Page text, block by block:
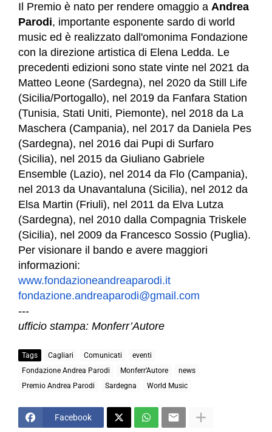
Il Premio è nato per rendere omaggio a Andrea
Parodi, importante esponente sardo di world
music ed è realizzato dall'omonima Fondazione
con la direzione artistica di Elena Ledda. Le
precedenti edizioni sono state vinte nel 2021 da
Matteo Leone (Sardegna), nel 2020 da Still Life
(Sicilia/Portogallo), nel 2019 da Fanfara Station
(Tunisia, Stati Uniti, Piemonte), nel 2018 da La
Maschera (Campania), nel 2017 da Daniela Pes
(Sardegna), nel 2016 dai Pupi di Surfaro
(Sicilia), nel 2015 da Giuliano Gabriele
Ensemble (Lazio), nel 2014 da Flo (Campania),
nel 2013 da Unavantaluna (Sicilia), nel 2012 da
Elsa Martin (Friuli), nel 2011 da Elva Lutza
(Sardegna), nel 2010 dalla Compagnia Triskele
(Sicilia), nel 2009 da Francesco Sossio (Puglia).
Per visionare il bando e avere maggiori
informazioni:
www.fondazioneandreaparodi.it
fondazione.andreaparodi@gmail.com
---
ufficio stampa: Monferr’Autore
Tags Cagliari Comunicati
eventi
Fondazione Andrea Parodi
Monferr’Autore
news
Premio Andrea Parodi
Sardegna World Music
Facebook